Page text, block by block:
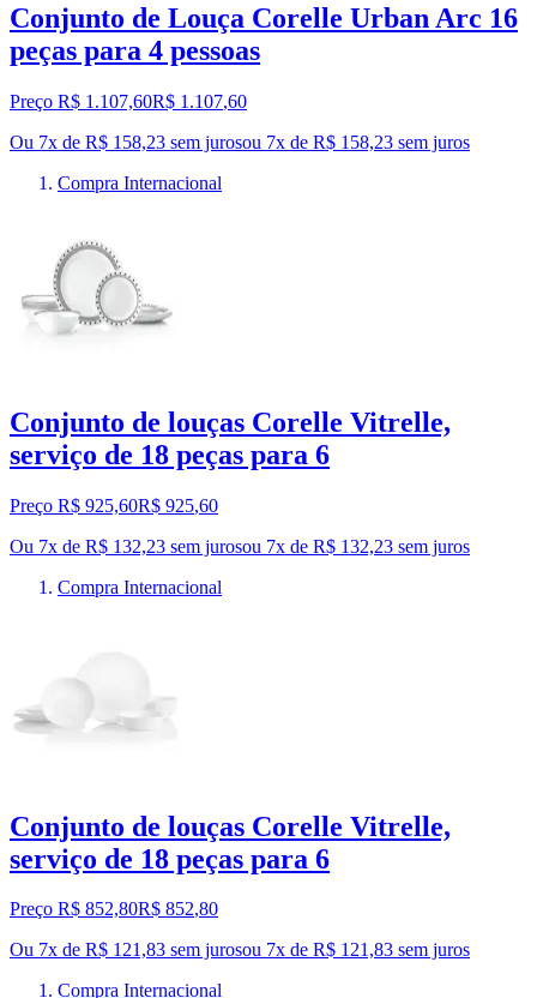
Conjunto de Louça Corelle Urban Arc 16
peças para 4 pessoas
Preço R$ 1.107,60R$ 1.107,60
Ou 7x de R$ 158,23 sem jurosou 7x de R$ 158,23 sem juros
Compra Internacional
Conjunto de louças Corelle Vitrelle,
serviço de 18 peças para 6
Preço R$ 925,60R$ 925,60
Ou 7x de R$ 132,23 sem jurosou 7x de R$ 132,23 sem juros
Compra Internacional
Conjunto de louças Corelle Vitrelle,
serviço de 18 peças para 6
Preço R$ 852,80R$ 852,80
Ou 7x de R$ 121,83 sem jurosou 7x de R$ 121,83 sem juros
Compra Internacional